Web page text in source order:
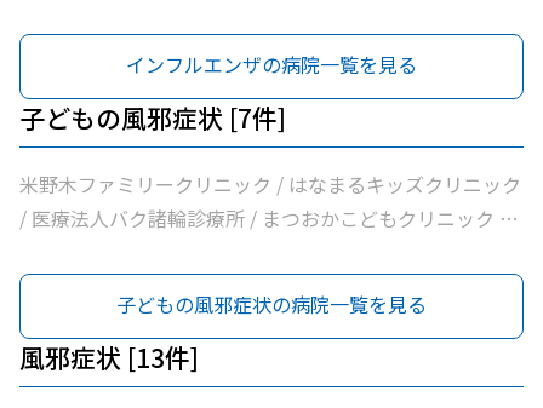
法人和合会和合病院 / まつおかこどもクリニック / いしい
外科三好クリニック / みすクリニック / たきざわ胃腸科外
科 / 医療法人白宇会天王内科 / くまさんこどもクリニック
/ すずき耳鼻咽喉科 / 永井医院 / みよし市民病院
インフルエンザの病院一覧を見る
子どもの風邪症状 [7件]
米野木ファミリークリニック / はなまるキッズクリニック
/ 医療法人バク諸輪診療所 / まつおかこどもクリニック /
民病院
子どもの風邪症状の病院一覧を見る
風邪症状 [13件]